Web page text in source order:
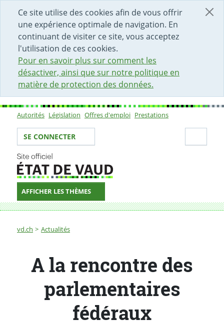
Ce site utilise des cookies afin de vous offrir
une expérience optimale de navigation. En
continuant de visiter ce site, vous acceptez
l'utilisation de ces cookies.
Pour en savoir plus sur comment les
désactiver, ainsi que sur notre politique en
matière de protection des données.
DÉBUT DU CONTENU DE LA PAGE
ACCÈS AU CHAMP DE RECHERCHE
PAGE D'ACCUEIL
FORMULAIRE DE CONTACT
Sous-navigation
Autorités Législation Offres d'emploi Prestations
Votre identité
SE CONNECTER
AFFICHER LES THÈMES
Fil d'Ariane
vd.ch Actualités
A la rencontre des parlementaires fédéraux
A la rencontre des
parlementaires
fédéraux